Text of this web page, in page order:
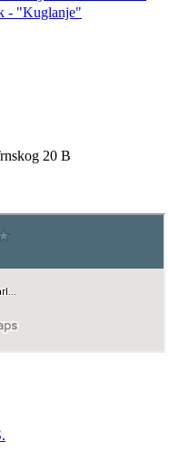
- "Kuglanje"
20 B